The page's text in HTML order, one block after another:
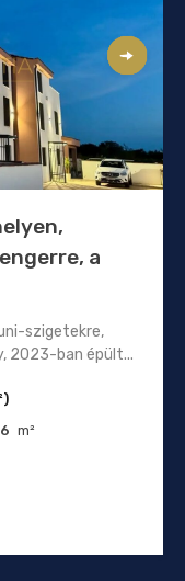
a
szigetekre,
2023-ban épült...
m²